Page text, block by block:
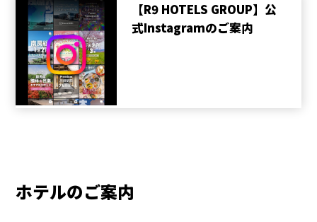
【R9 HOTELS GROUP】公
式Instagramのご案内
ホテルのご案内